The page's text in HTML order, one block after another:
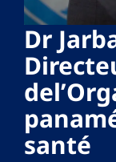
Dr
santé